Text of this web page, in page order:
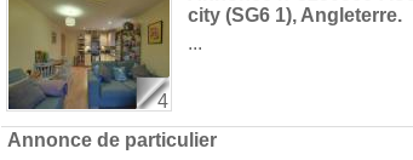
4
city(SG6 1), Angleterre.
...
Annonce de particulier